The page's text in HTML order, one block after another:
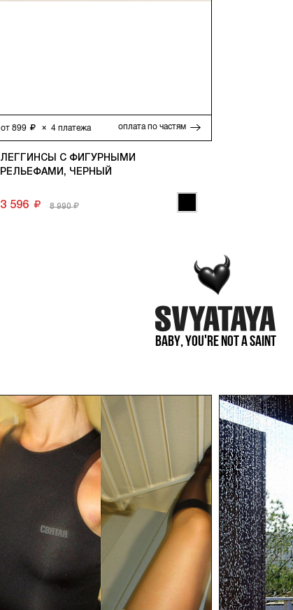
от 899 × 4платежа оплата по частям
ЛЕГГИНСЫ С ФИГУРНЫМИ
РЕЛЬЕФАМИ, ЧЕРНЫЙ
8 990
3 596
Baby, you're not a saint